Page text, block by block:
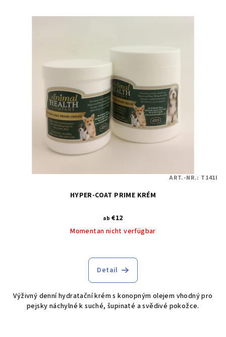
HYPER-COAT PRIME KRÉM
ab €12
Momentan nicht verfügbar
Detail
Výživný denní hydratační krém s konopným olejem vhodný pro
pejsky náchylné k suché, šupinaté a svědivé pokožce.
ART.-NR.: T141I